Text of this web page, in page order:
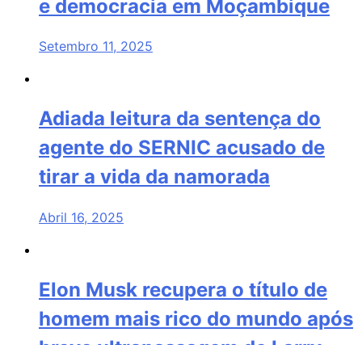
e democracia em Moçambique
Setembro 11, 2025
Adiada leitura da sentença do
agente do SERNIC acusado de
tirar a vida da namorada
Abril 16, 2025
Elon Musk recupera o título de
homem mais rico do mundo após